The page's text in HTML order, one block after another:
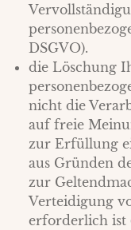
DSGVO).
die Löschung
nicht die
auf freie
zur Erfüllung
aus Gründen
zur
Verteidigung
erforderlich ist